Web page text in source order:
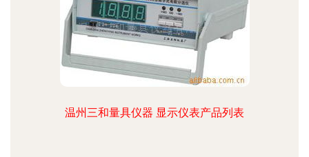
温州三和量具仪器 显示仪表产品列表